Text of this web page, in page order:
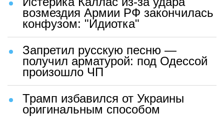
возмездия Армии РФ закончилась
конфузом: "Идиотка"
Запретил русскую песню —
получил арматурой: под Одессой
произошло ЧП
Трамп избавился от Украины
оригинальным способом